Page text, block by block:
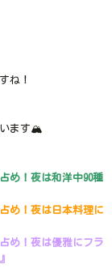
ね！
います🏔
め！夜は和洋中90種
め！夜は日本料理に
め！夜は優雅にフラ